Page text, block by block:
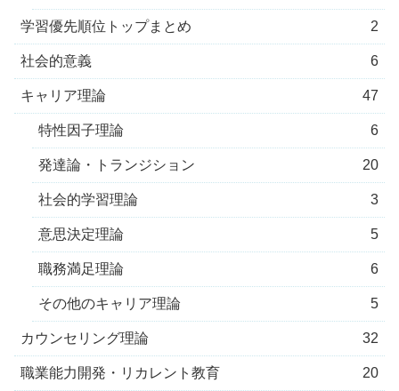
学習優先順位トップまとめ 2
社会的意義 6
キャリア理論 47
特性因子理論 6
発達論・トランジション 20
社会的学習理論 3
意思決定理論 5
職務満足理論 6
その他のキャリア理論 5
カウンセリング理論 32
職業能力開発・リカレント教育 20